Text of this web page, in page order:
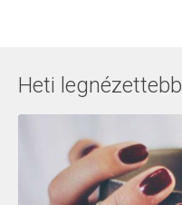
Heti legnézettebb